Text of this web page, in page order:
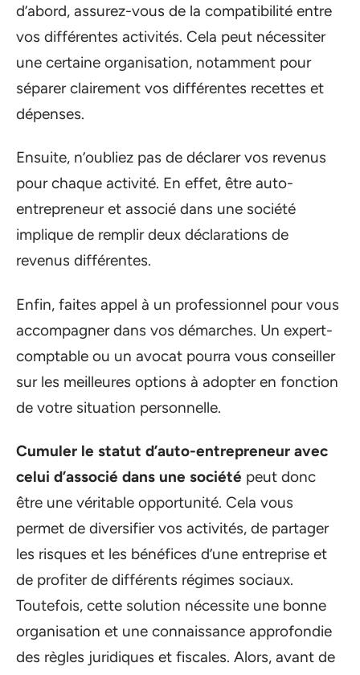
d’abord, assurez-vous de la compatibilité entre
vos différentes activités. Cela peut nécessiter
une certaine organisation, notamment pour
séparer clairement vos différentes recettes et
dépenses.
Ensuite, n’oubliez pas de déclarer vos revenus
pour chaque activité. En effet, être auto-
entrepreneur et associé dans une société
implique de remplir deux déclarations de
revenus différentes.
Enfin, faites appel à un professionnel pour vous
accompagner dans vos démarches. Un expert-
comptable ou un avocat pourra vous conseiller
sur les meilleures options à adopter en fonction
de votre situation personnelle.
Cumuler le statut d’auto-entrepreneur avec
celui d’associé dans une société peut donc
être une véritable opportunité. Cela vous
permet de diversifier vos activités, de partager
les risques et les bénéfices d’une entreprise et
de profiter de différents régimes sociaux.
Toutefois, cette solution nécessite une bonne
organisation et une connaissance approfondie
des règles juridiques et fiscales. Alors, avant de